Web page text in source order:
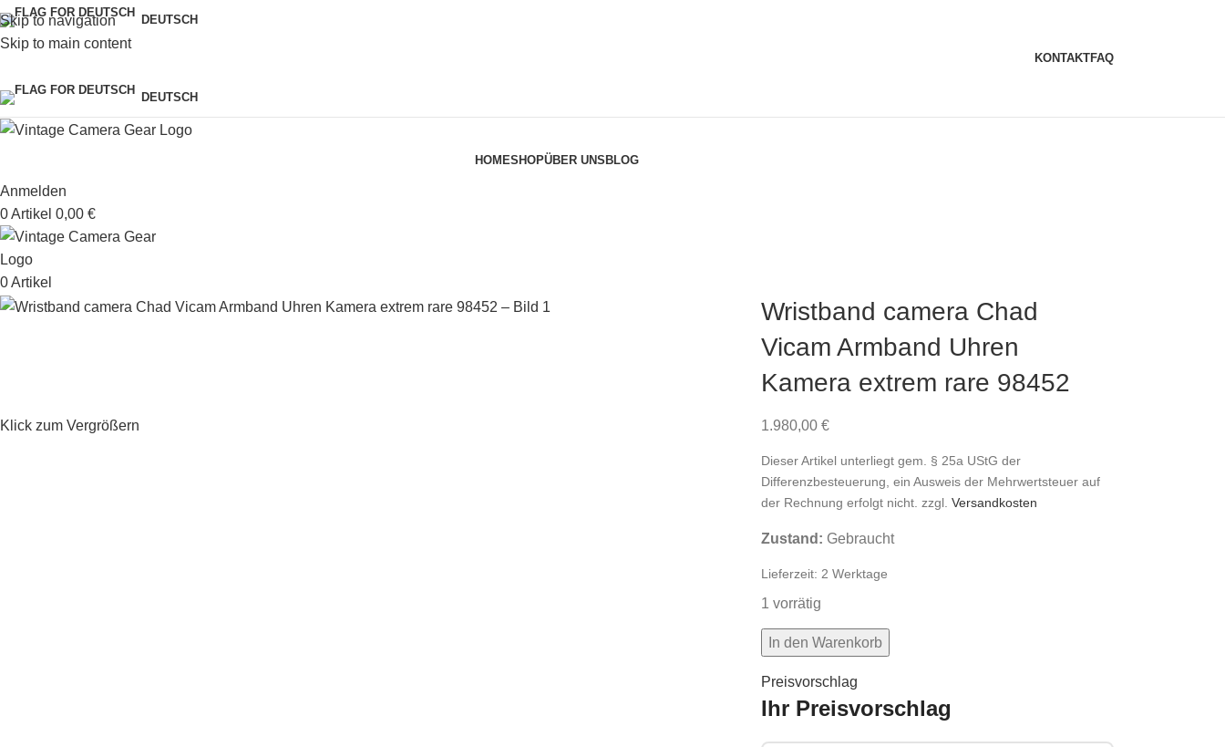
Skip to navigation
Skip to main content
DEUTSCH
KONTAKTFAQ
DEUTSCH
HOMESHOPÜBER UNS BLOG
Anmelden
0Artikel 0,00 €
0Artikel
Klick zum Vergrößern
Wristband camera Chad
Vicam Armband Uhren
Kamera extrem rare 98452
1.980,00 €
Dieser Artikel unterliegt gem. § 25a UStG der
Differenzbesteuerung, ein Ausweis der Mehrwertsteuer auf
der Rechnung erfolgt nicht. zzgl. Versandkosten
Zustand: Gebraucht
Lieferzeit: 2 Werktage
1 vorrätig
In den Warenkorb
Preisvorschlag
Ihr Preisvorschlag